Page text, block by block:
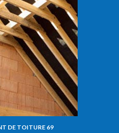
DE TOITURE 69